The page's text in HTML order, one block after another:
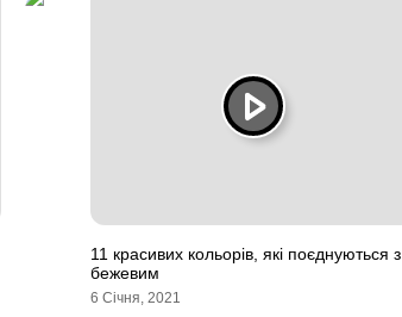
11 красивих кольорів, які поєднуються з
бежевим
6 Січня, 2021